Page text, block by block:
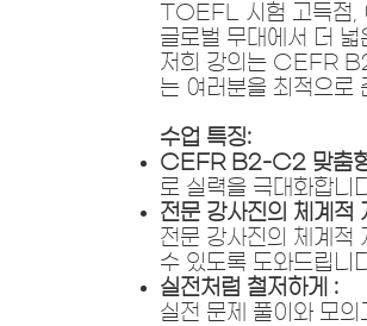
TOEFL 시험 고득점,
글로벌 무대에서 더
저희 강의는 CEFR
는 여러분을 최적으로
수업 특징:
CEFR B2-C2 맞춤
로 실력을 극대화합니
전문 강사진의 체계적
전문 강사진의 체계적
수 있도록 도와드립니
실전처럼 철저하게 :
실전 문제 풀이와 모